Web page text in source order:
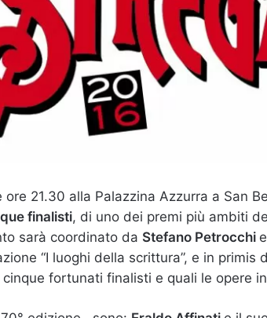
21.30 alla Palazzina Azzurra a San
finalisti, di uno dei premi più ambiti
sarà coordinato da Stefano Petrocchi
“I luoghi della scrittura”, e in primis
fortunati finalisti e quali le opere